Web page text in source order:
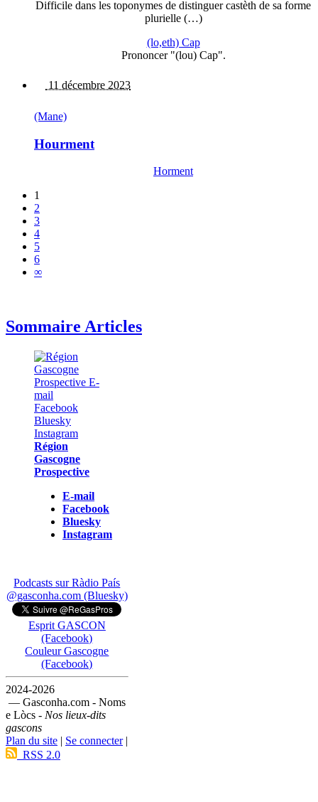
Difficile dans les toponymes de distinguer castèth de sa forme
plurielle (…)
(lo,eth) Cap
Prononcer "(lou) Cap".
11 décembre 2023
(Mane)
Hourment
Horment
1
2
3
4
5
6
∞
Sommaire Articles
Région
Gascogne
Prospective
E-mail
Facebook
Bluesky
Instagram
Podcasts sur Ràdio País
@gasconha.com (Bluesky)
Esprit GASCON
(Facebook)
Couleur Gascogne
(Facebook)
2024-2026
— Gasconha.com - Noms
e Lòcs - Nos lieux-dits
gascons
Plan du site | Se connecter|
RSS 2.0